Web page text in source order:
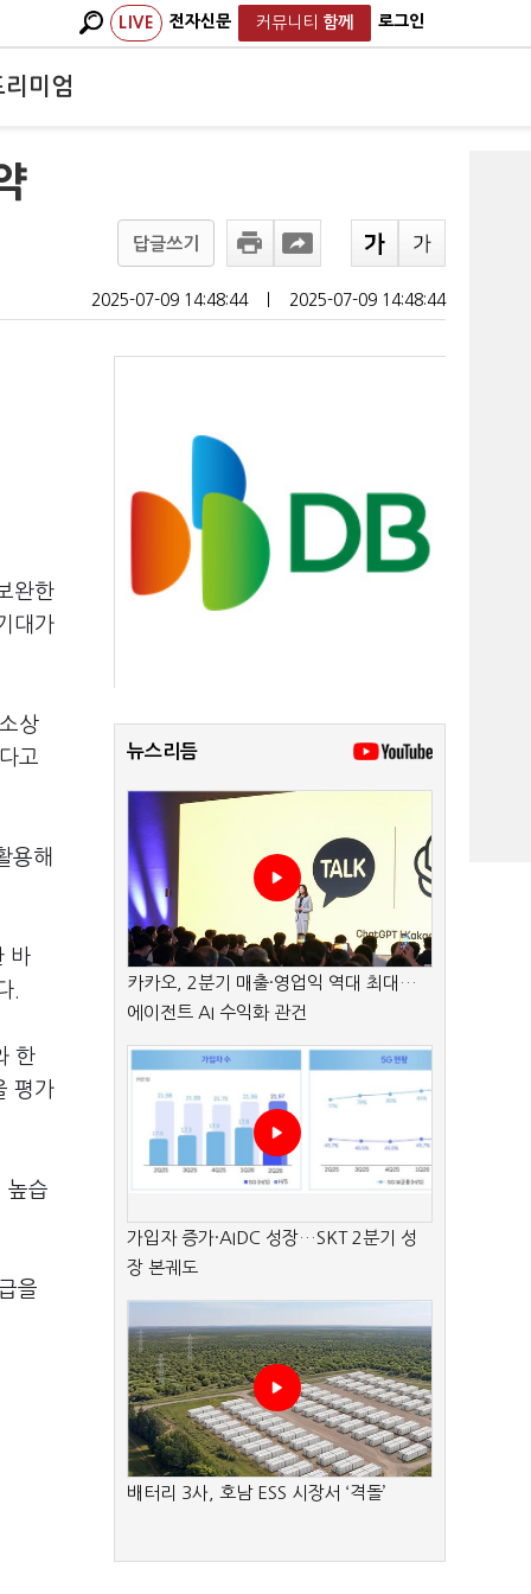
LIVE 전자신문 커뮤니티 함께 로그인
리미엄
답글쓰기
2025-07-09 14:48:44 2025-07-09 14:48:44
완한
대가
상
고
용해
바
.
한
평가
높습
을
뉴스리듬
카카오, 2분기 매출·영업익 역대 최대…
에이전트 AI 수익화 관건
가입자 증가·AIDC 성장…SKT 2분기 성
장 본궤도
배터리 3사, 호남 ESS 시장서 ‘격돌’